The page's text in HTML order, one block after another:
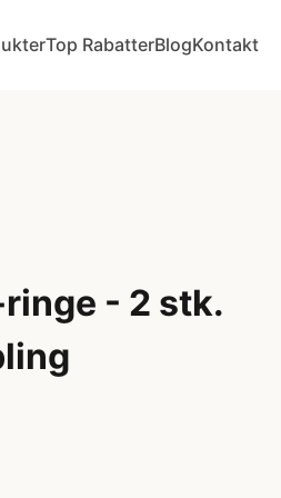
Top RabatterBlogKontakt
- 2 stk.